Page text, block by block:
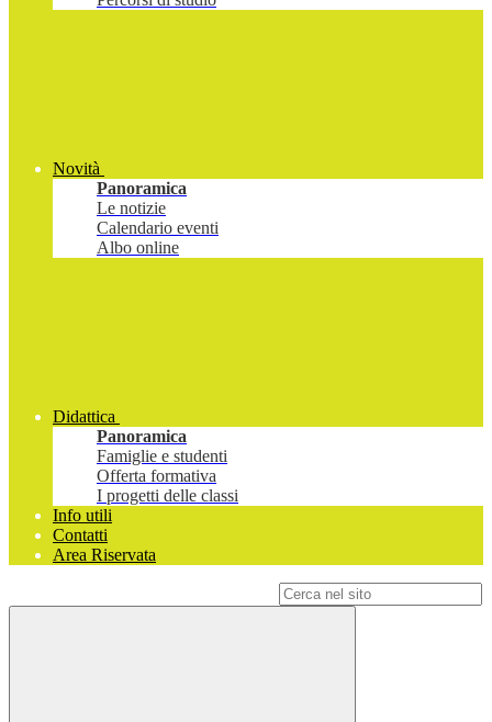
Novità
Panoramica
Le notizie
Calendario eventi
Albo online
Didattica
Panoramica
Famiglie e studenti
Offerta formativa
I progetti delle classi
Info utili
Contatti
Area Riservata